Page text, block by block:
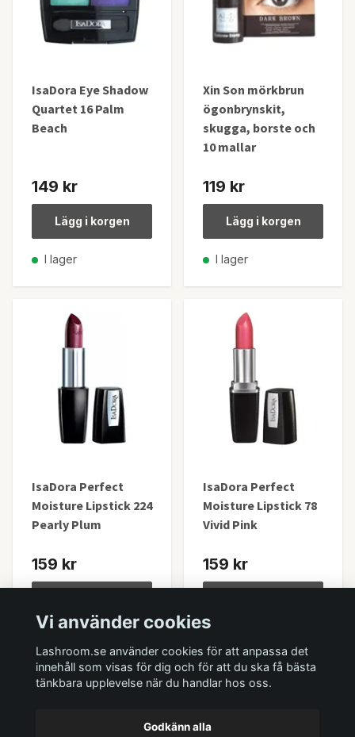
IsaDora Eye Shadow
Quartet 16 Palm
Beach
149 kr
Lägg i korgen
I lager
Xin Son mörkbrun
ögonbrynskit,
skugga, borste och
10 mallar
119 kr
Lägg i korgen
I lager
IsaDora Perfect
Moisture Lipstick 224
Pearly Plum
159 kr
IsaDora Perfect
Moisture Lipstick 78
Vivid Pink
159 kr
Vi använder cookies
Lashroom.se använder cookies för att anpassa det
innehåll som visas för dig och för att du ska få bästa
tänkbara upplevelse när du handlar hos oss.
Godkänn alla